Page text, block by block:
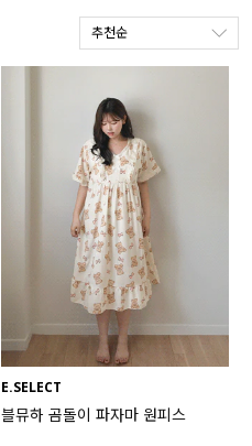
액티브웨어
언더웨어
추천순
E.SELECT
블뮤하 곰돌이 파자마 원피스